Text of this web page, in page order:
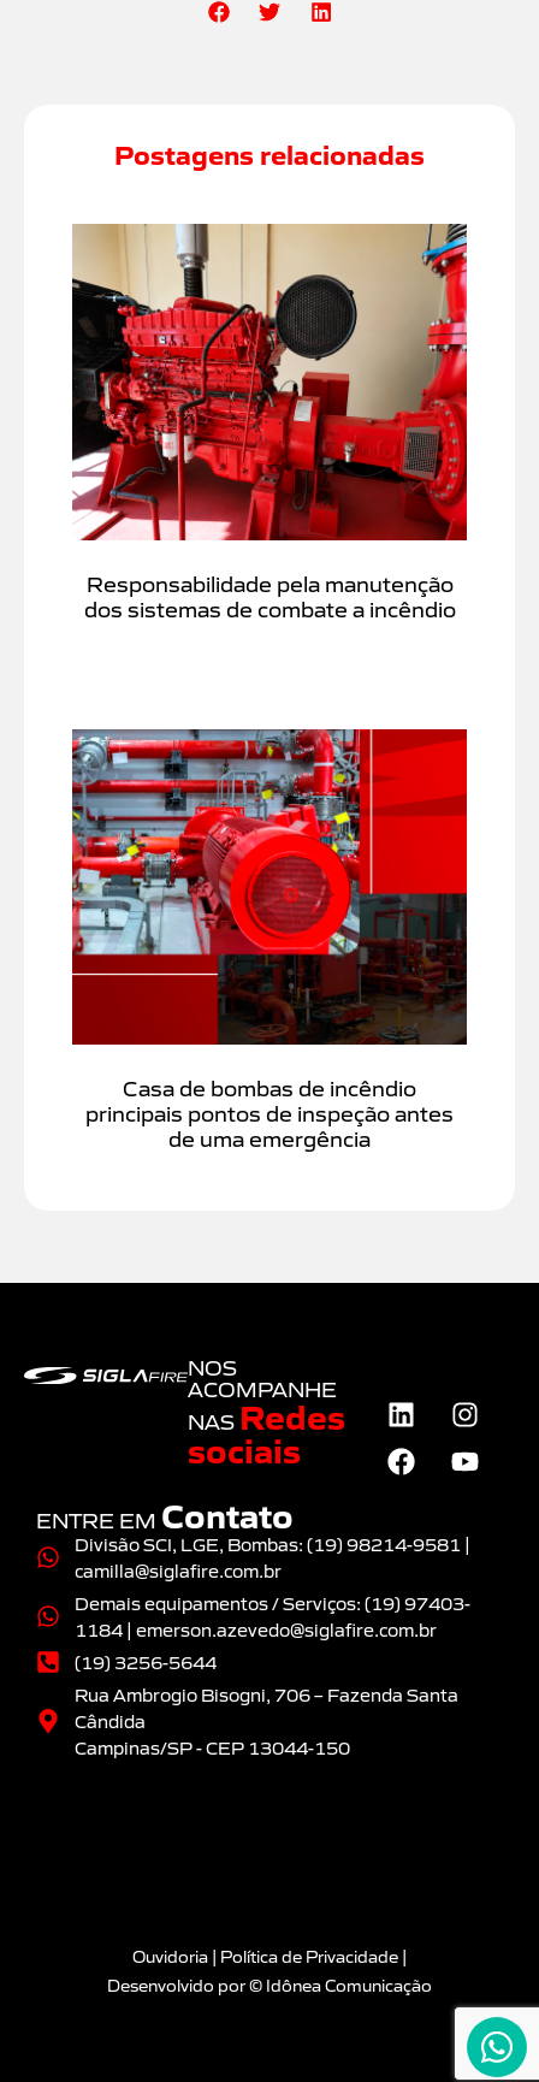
Postagens relacionadas
Responsabilidade pela manutenção
dos sistemas de combate a incêndio
Casa de bombas de incêndio
principais pontos de inspeção antes
de uma emergência
NOS
ACOMPANHE
NAS Redes
sociais
ENTRE EM Contato
Divisão SCI, LGE, Bombas: (19) 98214-9581 |
camilla@siglafire.com.br
Demais equipamentos / Serviços: (19) 97403-
1184 | emerson.azevedo@siglafire.com.br
(19) 3256-5644
Rua Ambrogio Bisogni, 706 – Fazenda Santa
Cândida
Campinas/SP - CEP 13044-150
Ouvidoria | Política de Privacidade |
Desenvolvido por© Idônea Comunicação